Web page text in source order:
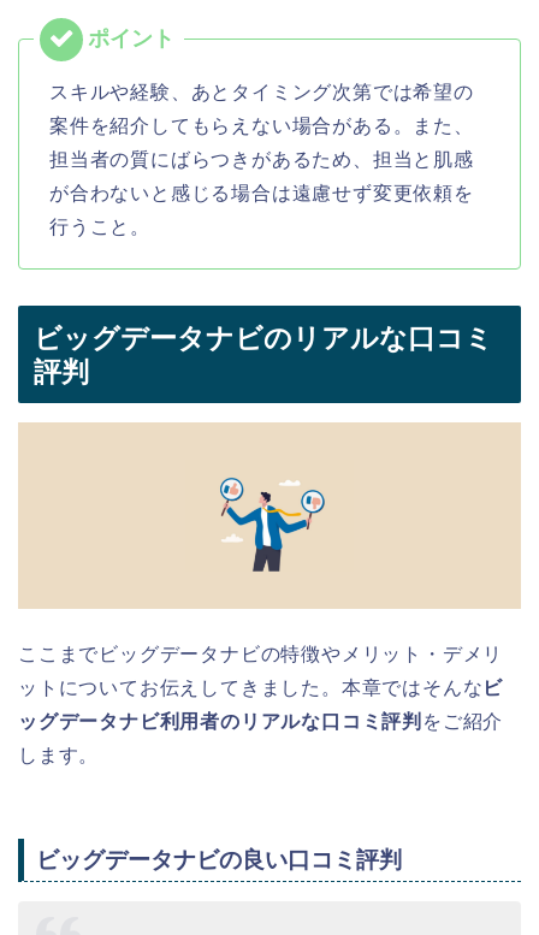
スキルや経験、あとタイミング次第では希望の
案件を紹介してもらえない場合がある。また、
担当者の質にばらつきがあるため、担当と肌感
が合わないと感じる場合は遠慮せず変更依頼を
行うこと。
ビッグデータナビのリアルな口コミ
評判
ここまでビッグデータナビの特徴やメリット・デメリ
ットについてお伝えしてきました。本章ではそんな ビ
ッグデータナビ利用者のリアルな口コミ評判 をご紹介
します。
ビッグデータナビの良い口コミ評判